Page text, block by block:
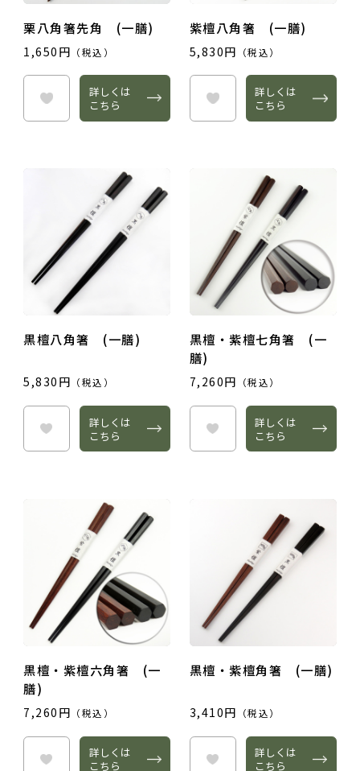
栗八角箸先角 (一膳)
1,650円 （税込）
詳しくは
こちら
紫檀八角箸 (一膳)
5,830円 （税込）
詳しくは
こちら
黒檀八角箸 (一膳)
5,830円 （税込）
詳しくは
こちら
黒檀・紫檀七角箸 (一
膳)
7,260円 （税込）
詳しくは
こちら
黒檀・紫檀六角箸 (一
膳)
7,260円 （税込）
詳しくは
こちら
黒檀・紫檀角箸 (一膳)
3,410円 （税込）
詳しくは
こちら